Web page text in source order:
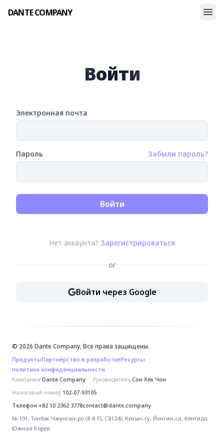
DANTE COMPANY
Войти
Электронная почта
Пароль Забыли пароль?
Войти
Нет аккаунта? Зарегистрироваться
or
Войти через Google
Войти через Google
© 2026 Dante Company, Все права защищены.
ПродуктыПартнёрство в разработкеРесурсы
политика конфиденциальности
Компания Dante Company · Руководитель Сон Хёк Чон
Налоговый номер 102-07-93105
Телефон +82 10 2362 3778contact@dante.company
№ 191, Тонбэк-Чжунган-ро (8-й FL C8124), Кихын-гу, Йонгин-си, Кёнгидо,
Южная Корея